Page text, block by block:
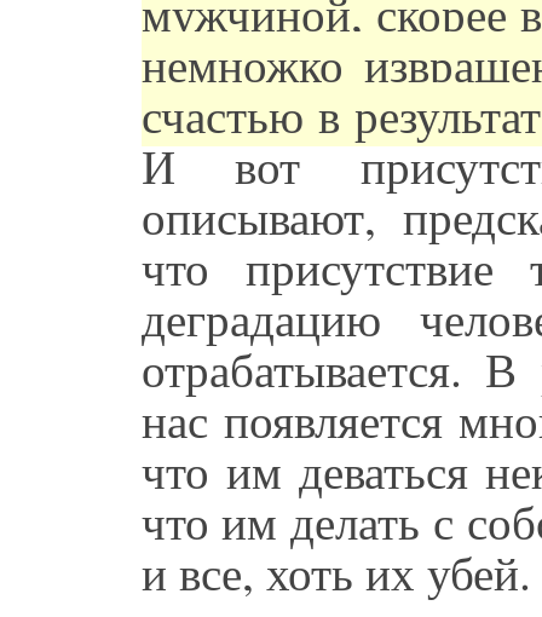
мужчиной, скорее
немножко
счастью в
И вот
описывают,
что присутствие
деградацию
отрабатывается. В
нас появляется
что им деваться
что им делать с
и все, хоть их убей.